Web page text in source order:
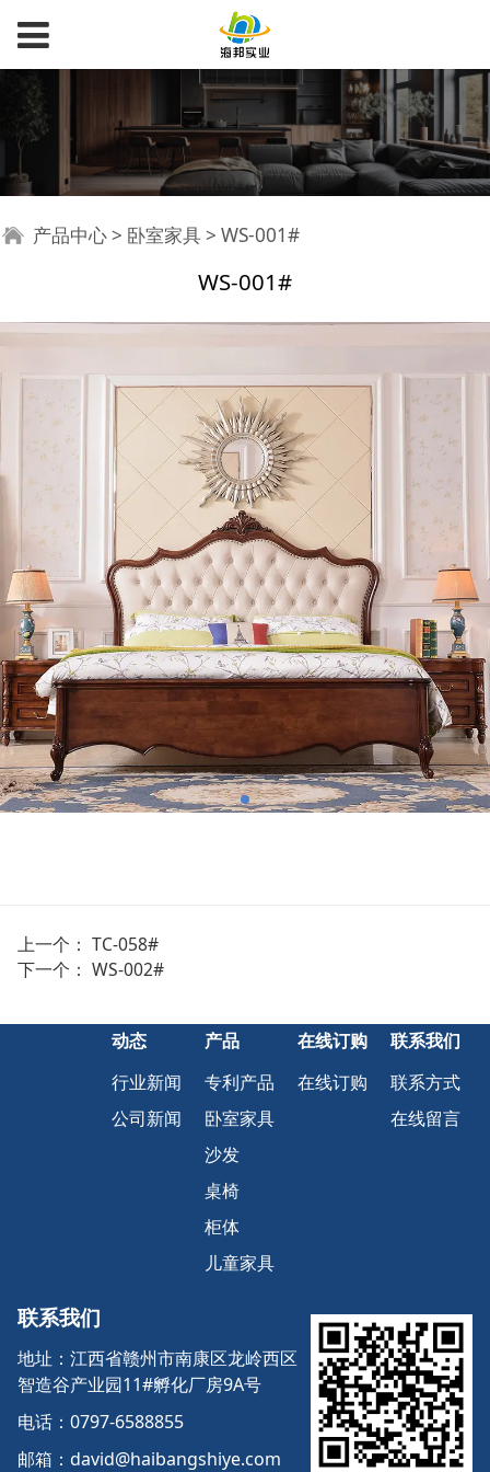
WS-001#
产品中心 > 卧室家具 > WS-001#
WS-001#
上一个： TC-058#
下一个： WS-002#
动态
行业新闻
公司新闻
产品
专利产品
卧室家具
沙发
桌椅
柜体
儿童家具
在线订购
在线订购
联系我们
联系方式
在线留言
联系我们
地址：江西省赣州市南康区龙岭西区
智造谷产业园11#孵化厂房9A号
电话：0797-6588855
邮箱：david@haibangshiye.com